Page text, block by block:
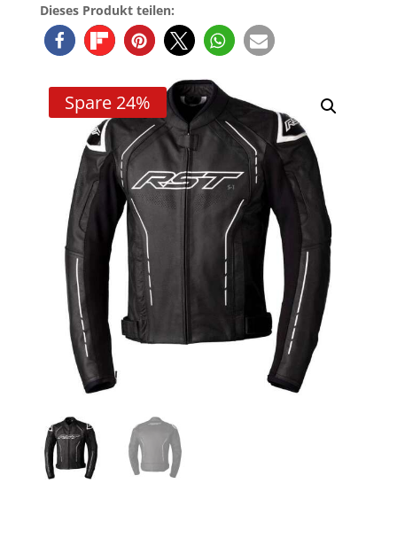
Dieses Produkt teilen:
Spare 24%
Leather
Jacket
Schwarz/Schwarz/Weiß
Menge